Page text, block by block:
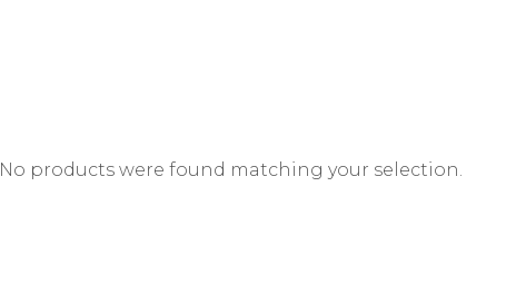
No products were found matching your selection.